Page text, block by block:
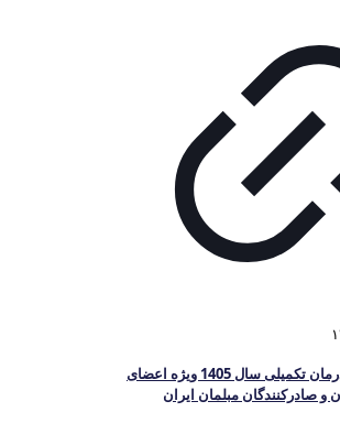
آغاز ثبت نام بیمه درمان تکمیلی سال 1405 ویژه اعضای
و صادرکنندگان مبلمان ایران